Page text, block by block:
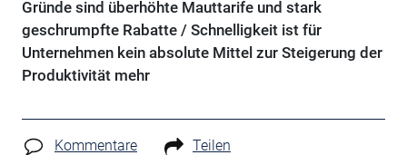
Gründe sind überhöhte Mauttarife und stark
geschrumpfte Rabatte / Schnelligkeit ist für
Unternehmen kein absolute Mittel zur Steigerung der
Produktivität mehr
Kommentare Teilen